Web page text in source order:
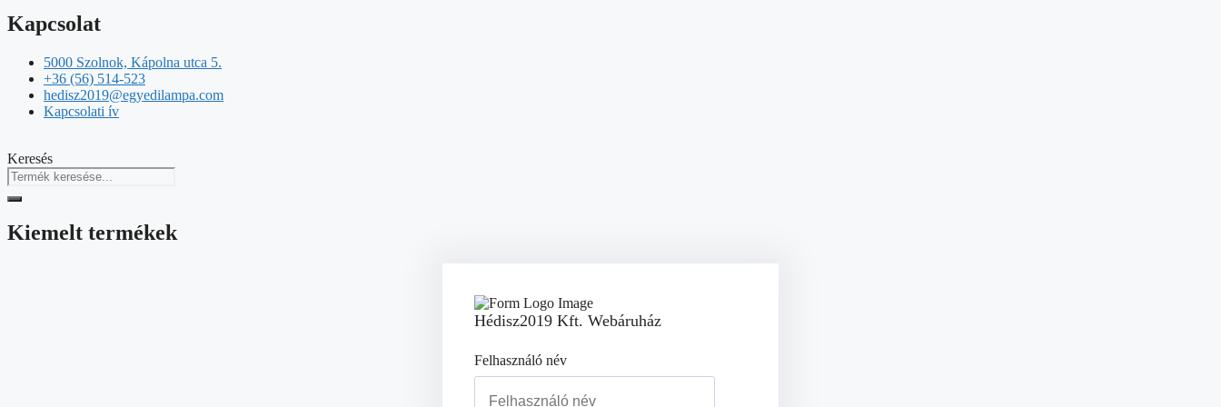
Kapcsolat
5000 Szolnok, Kápolna utca 5.
+36 (56) 514-523
hedisz2019@egyedilampa.com
Kapcsolati ív
Keresés
Kiemelt termékek
Hédisz2019 Kft. Webáruház
Felhasználó név